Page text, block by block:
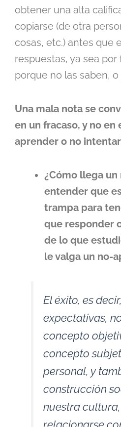
obtener una alta
copiarse (de otra
cosas, etc.) antes que
respuestas, ya sea
porque no las saben,
Una mala nota se
en un fracaso, y no en
aprender o no
¿Cómo llega un
entender que
trampa para
que responder
de lo que
le valga un no-
El éxito, es
expectativas,
concepto
concepto
personal, y
construcción
nuestra